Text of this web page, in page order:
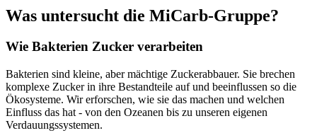
Was untersucht die MiCarb-Gruppe?
Wie Bakterien Zucker verarbeiten
Bakterien sind kleine, aber mächtige Zuckerabbauer. Sie brechen
komplexe Zucker in ihre Bestandteile auf und beeinflussen so die
Ökosysteme. Wir erforschen, wie sie das machen und welchen
Einfluss das hat - von den Ozeanen bis zu unseren eigenen
Verdauungssystemen.